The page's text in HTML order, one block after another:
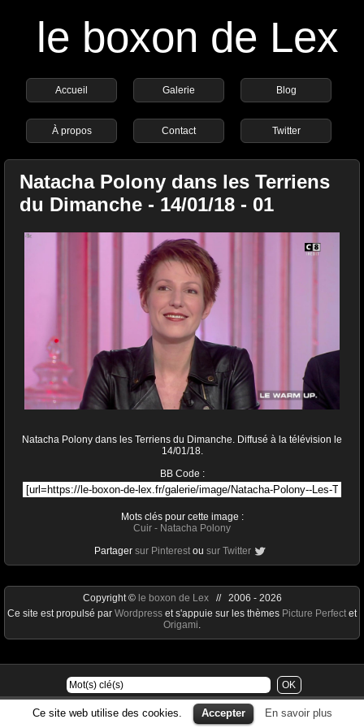
le boxon de Lex
Accueil Galerie Blog
À propos Contact Twitter
Natacha Polony dans les Terriens
du Dimanche - 14/01/18 - 01
Natacha Polony dans les Terriens du Dimanche. Diffusé à la télévision le
14/01/18.
BB Code :
Mots clés pour cette image :
Cuir - Natacha Polony
Partager sur Pinterest ou sur Twitter
Ce site web utilise des cookies. Accepter En savoir plus
Copyright © le boxon de Lex// 2006 - 2026
Ce site est propulsé par Wordpress et s'appuie sur les thèmes Picture Perfect et
Origami.